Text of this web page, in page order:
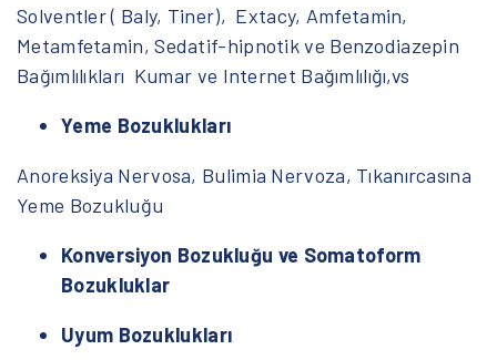
Solventler ( Baly, Tiner), Extacy, Amfetamin,
Metamfetamin, Sedatif-hipnotik ve Benzodiazepin
Bağımlılıkları Kumar ve Internet Bağımlılığı,vs
Yeme Bozuklukları
Anoreksiya Nervosa, Bulimia Nervoza, Tıkanırcasına
Yeme Bozukluğu
Konversiyon Bozukluğu ve Somatoform
Bozukluklar
Uyum Bozuklukları